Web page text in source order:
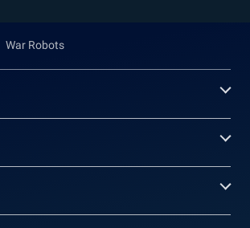
War Robots